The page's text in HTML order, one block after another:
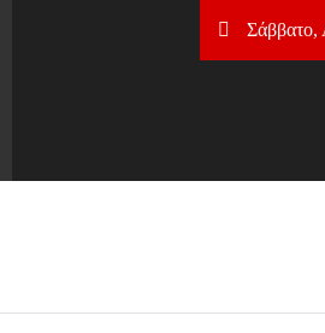
Σάββατο,